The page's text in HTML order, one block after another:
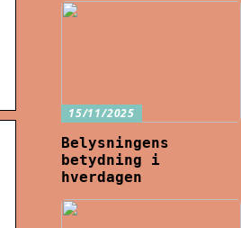
15/11/2025
Belysningens
betydning i
hverdagen